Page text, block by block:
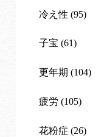
冷え性 (95)
子宝 (61)
更年期 (104)
疲労 (105)
花粉症 (26)